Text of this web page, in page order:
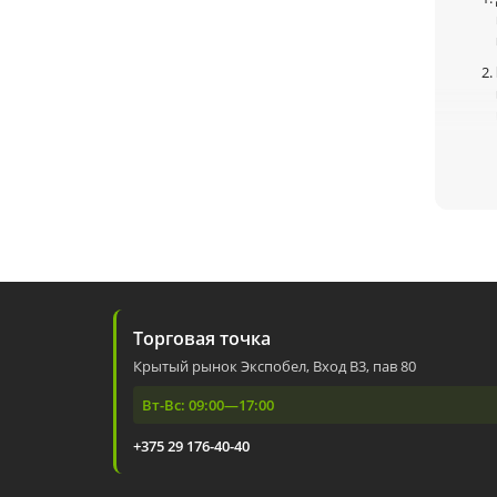
Торговая точка
Крытый рынок Экспобел, Вход В3, пав 80
Вт-Вс: 09:00—17:00
+375 29 176-40-40